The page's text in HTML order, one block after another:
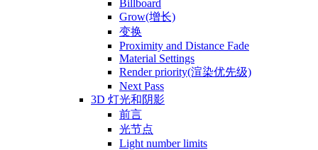
Billboard
Grow(增长)
变换
Proximity and Distance Fade
Material Settings
Render priority(渲染优先级)
Next Pass
3D 灯光和阴影
前言
光节点
Light number limits